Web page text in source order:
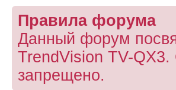
Правила форума
Данный форум
TrendVision TV-QX3.
запрещено.